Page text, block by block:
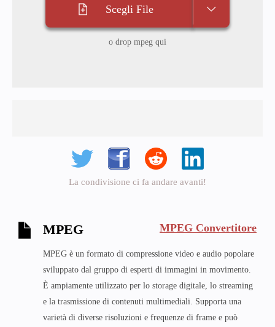
Scegli File
o drop mpeg qui
La condivisione ci fa andare avanti!
MPEG MPEG Convertitore
MPEG è un formato di compressione video e audio popolare
sviluppato dal gruppo di esperti di immagini in movimento.
È ampiamente utilizzato per lo storage digitale, lo streaming
e la trasmissione di contenuti multimediali. Supporta una
varietà di diverse risoluzioni e frequenze di frame e può